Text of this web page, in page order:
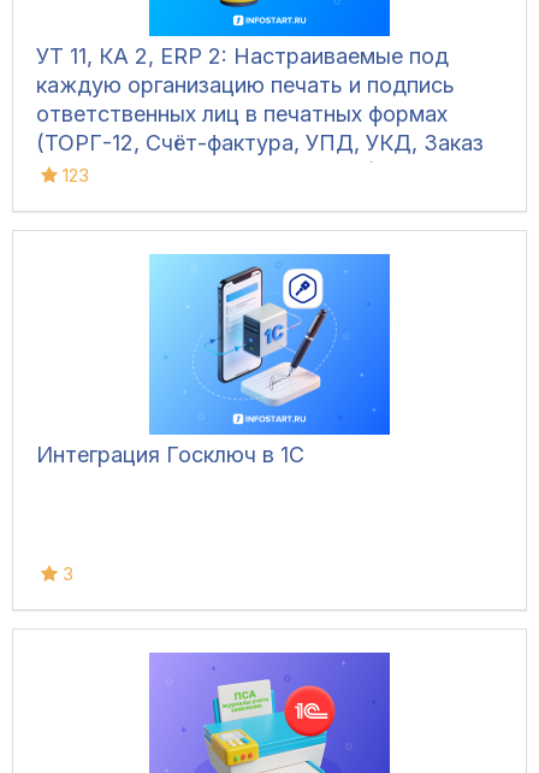
УТ 11, КА 2, ERP 2: Настраиваемые под
каждую организацию печать и подпись
ответственных лиц в печатных формах
(ТОРГ-12, Счёт-фактура, УПД, УКД, Заказ
клиента, Акт сверки, М-15 и др.)
123
Интеграция Госключ в 1С
3